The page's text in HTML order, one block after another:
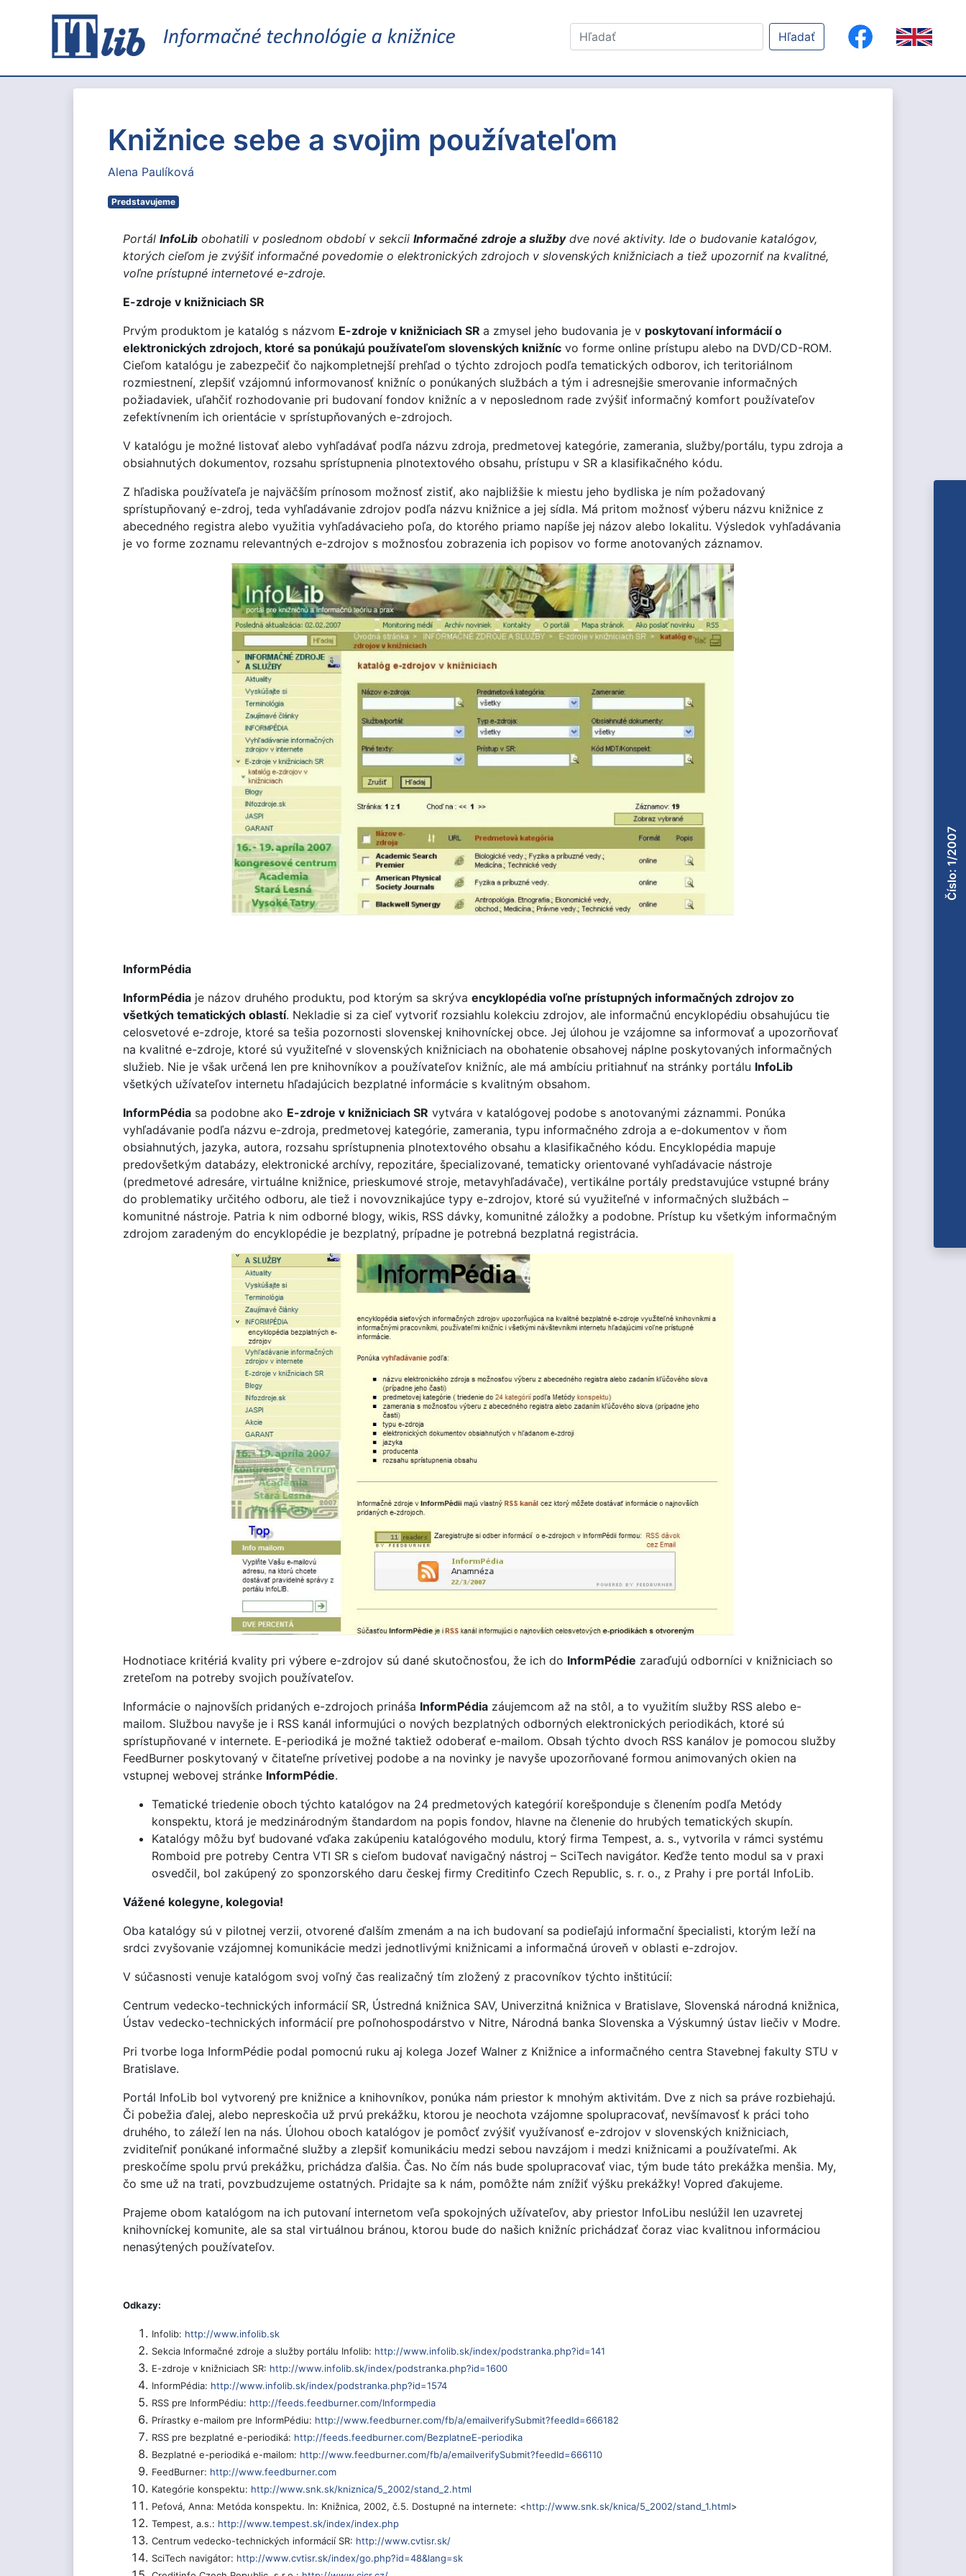
Hľadať
Knižnice sebe a svojim používateľom
Alena Paulíková
Predstavujeme
Portál InfoLib obohatili v poslednom období v sekcii Informačné zdroje a službydve nové aktivity. Ide o budovanie katalógov,
ktorých cieľom je zvýšiť informačné povedomie o elektronických zdrojoch v slovenských knižniciach a tiež upozorniť na kvalitné,
voľne prístupné internetové e-zdroje.
E-zdroje v knižniciach SR
Prvým produktom je katalóg s názvom E-zdroje v knižniciach SR a zmysel jeho budovania je v poskytovaní informácií o
elektronických zdrojoch, ktoré sa ponúkajú používateľom slovenských knižníc vo forme online prístupu alebo na DVD/CD-ROM.
Cieľom katalógu je zabezpečiť čo najkompletnejší prehľad o týchto zdrojoch podľa tematických odborov, ich teritoriálnom
rozmiestnení, zlepšiť vzájomnú informovanosť knižníc o ponúkaných službách a tým i adresnejšie smerovanie informačných
požiadaviek, uľahčiť rozhodovanie pri budovaní fondov knižníc a v neposlednom rade zvýšiť informačný komfort používateľov
zefektívnením ich orientácie v sprístupňovaných e-zdrojoch.
V katalógu je možné listovať alebo vyhľadávať podľa názvu zdroja, predmetovej kategórie, zamerania, služby/portálu, typu zdroja a
obsiahnutých dokumentov, rozsahu sprístupnenia plnotextového obsahu, prístupu v SR a klasifikačného kódu.
Z hľadiska používateľa je najväčším prínosom možnosť zistiť, ako najbližšie k miestu jeho bydliska je ním požadovaný
sprístupňovaný e-zdroj, teda vyhľadávanie zdrojov podľa názvu knižnice a jej sídla. Má pritom možnosť výberu názvu knižnice z
abecedného registra alebo využitia vyhľadávacieho poľa, do ktorého priamo napíše jej názov alebo lokalitu. Výsledok vyhľadávania
je vo forme zoznamu relevantných e-zdrojov s možnosťou zobrazenia ich popisov vo forme anotovaných záznamov.
InformPédia
InformPédia je názov druhého produktu, pod ktorým sa skrýva encyklopédia voľne prístupných informačných zdrojov zo
všetkých tematických oblastí. Nekladie si za cieľ vytvoriť rozsiahlu kolekciu zdrojov, ale informačnú encyklopédiu obsahujúcu tie
celosvetové e-zdroje, ktoré sa tešia pozornosti slovenskej knihovníckej obce. Jej úlohou je vzájomne sa informovať a upozorňovať
na kvalitné e-zdroje, ktoré sú využiteľné v slovenských knižniciach na obohatenie obsahovej náplne poskytovaných informačných
služieb. Nie je však určená len pre knihovníkov a používateľov knižníc, ale má ambíciu pritiahnuť na stránky portálu InfoLib
všetkých užívateľov internetu hľadajúcich bezplatné informácie s kvalitným obsahom.
InformPédia sa podobne ako E-zdroje v knižniciach SR vytvára v katalógovej podobe s anotovanými záznammi. Ponúka
vyhľadávanie podľa názvu e-zdroja, predmetovej kategórie, zamerania, typu informačného zdroja a e-dokumentov v ňom
obsiahnutých, jazyka, autora, rozsahu sprístupnenia plnotextového obsahu a klasifikačného kódu. Encyklopédia mapuje
predovšetkým databázy, elektronické archívy, repozitáre, špecializované, tematicky orientované vyhľadávacie nástroje
(predmetové adresáre, virtuálne knižnice, prieskumové stroje, metavyhľadávače), vertikálne portály predstavujúce vstupné brány
do problematiky určitého odboru, ale tiež i novovznikajúce typy e-zdrojov, ktoré sú využiteľné v informačných službách –
komunitné nástroje. Patria k nim odborné blogy, wikis, RSS dávky, komunitné záložky a podobne. Prístup ku všetkým informačným
zdrojom zaradeným do encyklopédie je bezplatný, prípadne je potrebná bezplatná registrácia.
Hodnotiace kritériá kvality pri výbere e-zdrojov sú dané skutočnosťou, že ich do InformPédie zaraďujú odborníci v knižniciach so
zreteľom na potreby svojich používateľov.
Informácie o najnovších pridaných e-zdrojoch prináša InformPédia záujemcom až na stôl, a to využitím služby RSS alebo e-
mailom. Službou navyše je i RSS kanál informujúci o nových bezplatných odborných elektronických periodikách, ktoré sú
sprístupňované v internete. E-periodiká je možné taktiež odoberať e-mailom. Obsah týchto dvoch RSS kanálov je pomocou služby
FeedBurner poskytovaný v čitateľne prívetivej podobe a na novinky je navyše upozorňované formou animovaných okien na
vstupnej webovej stránke InformPédie.
Tematické triedenie oboch týchto katalógov na 24 predmetových kategórií korešponduje s členením podľa Metódy
konspektu, ktorá je medzinárodným štandardom na popis fondov, hlavne na členenie do hrubých tematických skupín.
Katalógy môžu byť budované vďaka zakúpeniu katalógového modulu, ktorý firma Tempest, a. s., vytvorila v rámci systému
Romboid pre potreby Centra VTI SR s cieľom budovať navigačný nástroj – SciTech navigátor. Keďže tento modul sa v praxi
osvedčil, bol zakúpený zo sponzorského daru českej firmy Creditinfo Czech Republic, s. r. o., z Prahy i pre portál InfoLib.
Vážené kolegyne, kolegovia!
Oba katalógy sú v pilotnej verzii, otvorené ďalším zmenám a na ich budovaní sa podieľajú informační špecialisti, ktorým leží na
srdci zvyšovanie vzájomnej komunikácie medzi jednotlivými knižnicami a informačná úroveň v oblasti e-zdrojov.
V súčasnosti venuje katalógom svoj voľný čas realizačný tím zložený z pracovníkov týchto inštitúcií:
Centrum vedecko-technických informácií SR, Ústredná knižnica SAV, Univerzitná knižnica v Bratislave, Slovenská národná knižnica,
Ústav vedecko-technických informácií pre poľnohospodárstvo v Nitre, Národná banka Slovenska a Výskumný ústav liečiv v Modre.
Pri tvorbe loga InformPédie podal pomocnú ruku aj kolega Jozef Walner z Knižnice a informačného centra Stavebnej fakulty STU v
Bratislave.
Portál InfoLib bol vytvorený pre knižnice a knihovníkov, ponúka nám priestor k mnohým aktivitám. Dve z nich sa práve rozbiehajú.
Či pobežia ďalej, alebo nepreskočia už prvú prekážku, ktorou je neochota vzájomne spolupracovať, nevšímavosť k práci toho
druhého, to záleží len na nás. Úlohou oboch katalógov je pomôcť zvýšiť využívanosť e-zdrojov v slovenských knižniciach,
zviditeľniť ponúkané informačné služby a zlepšiť komunikáciu medzi sebou navzájom i medzi knižnicami a používateľmi. Ak
preskočíme spolu prvú prekážku, prichádza ďalšia. Čas. No čím nás bude spolupracovať viac, tým bude táto prekážka menšia. My,
čo sme už na trati, povzbudzujeme ostatných. Pridajte sa k nám, pomôžte nám znížiť výšku prekážky! Vopred ďakujeme.
Prajeme obom katalógom na ich putovaní internetom veľa spokojných užívateľov, aby priestor InfoLibu neslúžil len uzavretej
knihovníckej komunite, ale sa stal virtuálnou bránou, ktorou bude do našich knižníc prichádzať čoraz viac kvalitnou informáciou
nenasýtených používateľov.
Odkazy:
Infolib: http://www.infolib.sk
Sekcia Informačné zdroje a služby portálu Infolib: http://www.infolib.sk/index/podstranka.php?id=141
E-zdroje v knižniciach SR: http://www.infolib.sk/index/podstranka.php?id=1600
InformPédia: http://www.infolib.sk/index/podstranka.php?id=1574
RSS pre InformPédiu: http://feeds.feedburner.com/Informpedia
Prírastky e-mailom pre InformPédiu: http://www.feedburner.com/fb/a/emailverifySubmit?feedId=666182
RSS pre bezplatné e-periodiká: http://feeds.feedburner.com/BezplatneE-periodika
Bezplatné e-periodiká e-mailom: http://www.feedburner.com/fb/a/emailverifySubmit?feedId=666110
FeedBurner: http://www.feedburner.com
Kategórie konspektu: http://www.snk.sk/kniznica/5_2002/stand_2.html
Peťová, Anna: Metóda konspektu. In: Knižnica, 2002, č.5. Dostupné na internete: <http://www.snk.sk/knica/5_2002/stand_1.html>
Tempest, a.s.: http://www.tempest.sk/index/index.php
Centrum vedecko-technických informácií SR: http://www.cvtisr.sk/
SciTech navigátor: http://www.cvtisr.sk/index/go.php?id=48&lang=sk
Číslo: 1/2007